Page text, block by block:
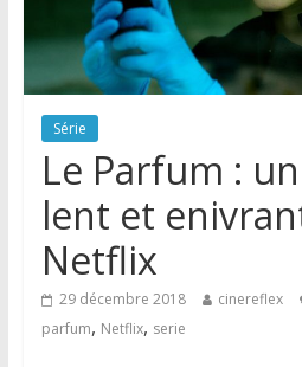
Série
Le Parfum :
lent et
Netflix
29 décembre 2018 cinereflex
parfum, Netflix, serie